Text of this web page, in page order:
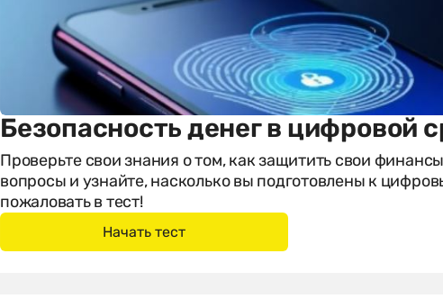
Безопасность денег в цифровой
Проверьте свои знания о том, как защитить свои
вопросы и узнайте, насколько вы подготовлены к
пожаловать в тест!